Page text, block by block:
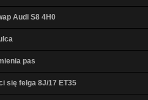
Audi S8 4H0
pas
się felga 8J/17 ET35